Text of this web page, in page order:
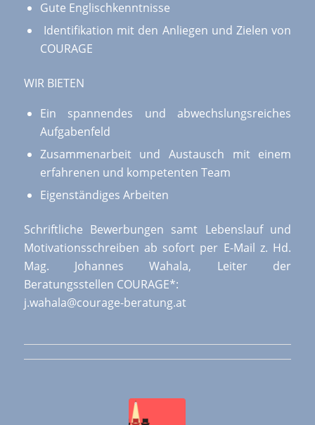
Gute Englischkenntnisse
Identifikation mit den Anliegen und Zielen von
COURAGE
WIR BIETEN
Ein spannendes und abwechslungsreiches
Aufgabenfeld
Zusammenarbeit und Austausch mit einem
erfahrenen und kompetenten Team
Eigenständiges Arbeiten
Schriftliche Bewerbungen samt Lebenslauf und
Motivationsschreiben ab sofort per E-Mail z. Hd.
Mag. Johannes Wahala, Leiter der
Beratungsstellen COURAGE*:
j.wahala@courage-beratung.at